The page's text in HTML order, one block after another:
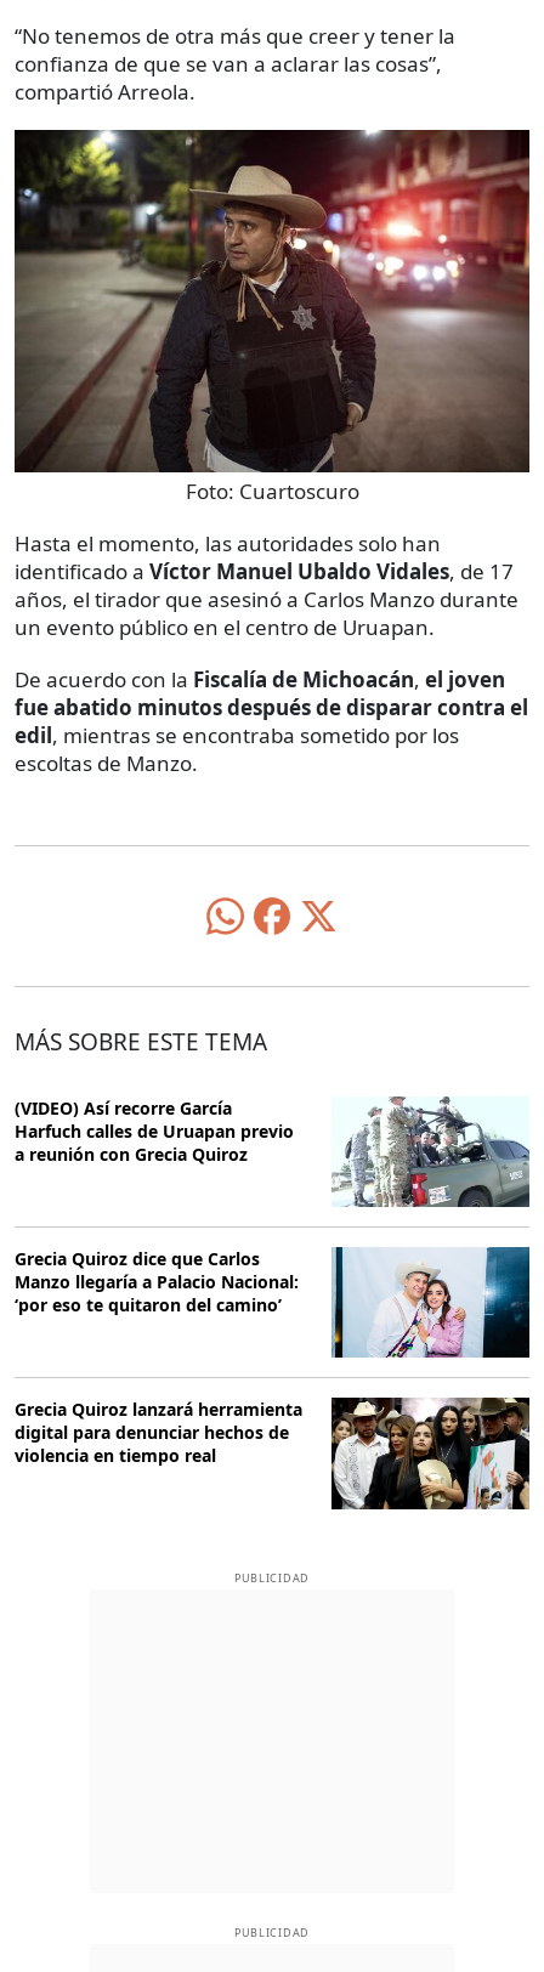
“No tenemos de otra más que creer y tener la
confianza de que se van a aclarar las cosas”,
compartió Arreola.
Foto: Cuartoscuro
Hasta el momento, las autoridades solo han
identificado a Víctor Manuel Ubaldo Vidales, de 17
años, el tirador que asesinó a Carlos Manzo durante
un evento público en el centro de Uruapan.
De acuerdo con la Fiscalía de Michoacán, el joven
fue abatido minutos después de disparar contra el
edil, mientras se encontraba sometido por los
escoltas de Manzo.
MÁS SOBRE ESTE TEMA
(VIDEO) Así recorre García
Harfuch calles de Uruapan previo
a reunión con Grecia Quiroz
Grecia Quiroz dice que Carlos
Manzo llegaría a Palacio Nacional:
‘por eso te quitaron del camino’
Grecia Quiroz lanzará herramienta
digital para denunciar hechos de
violencia en tiempo real
PUBLICIDAD
PUBLICIDAD